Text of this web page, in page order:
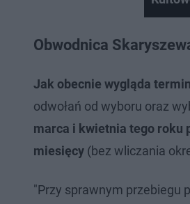
Obwodnica
Jak obecnie wygląda
odwołań od wyboru oraz
marca i kwietnia tego roku
miesięcy (bez wliczania
"Przy sprawnym przebiegu